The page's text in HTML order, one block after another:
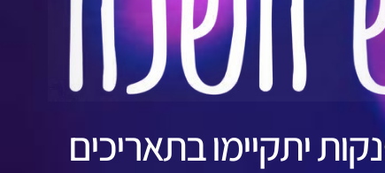
יתקיימו בתאריכים